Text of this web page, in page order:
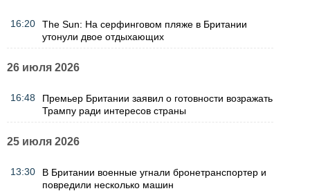
16:20
The Sun: На серфинговом пляже в Британии
утонули двое отдыхающих
26 июля 2026
16:48
Премьер Британии заявил о готовности возражать
Трампу ради интересов страны
25 июля 2026
13:30
В Британии военные угнали бронетранспортер и
повредили несколько машин